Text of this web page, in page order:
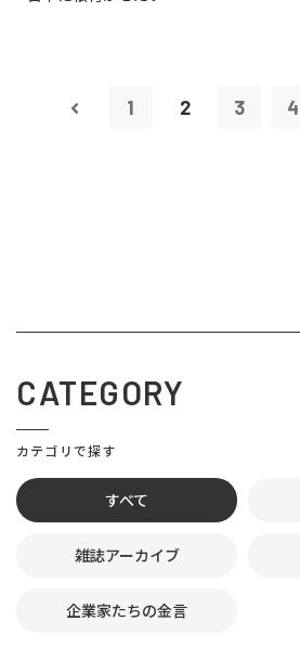
1 2 3 4
CATEGORY
カテゴリで探す
すべて
雑誌アーカイブ
企業家たちの金言